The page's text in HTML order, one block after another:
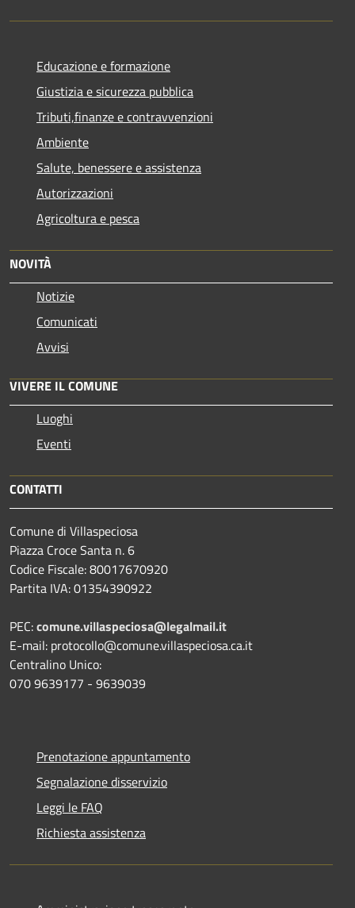
Educazione e formazione
Giustizia e sicurezza pubblica
Tributi,finanze e contravvenzioni
Ambiente
Salute, benessere e assistenza
Autorizzazioni
Agricoltura e pesca
NOVITÀ
Notizie
Comunicati
Avvisi
VIVERE IL COMUNE
Luoghi
Eventi
CONTATTI
Comune di Villaspeciosa
Piazza Croce Santa n. 6
Codice Fiscale: 80017670920
Partita IVA: 01354390922
PEC:comune.villaspeciosa@legalmail.it
E-mail: protocollo@comune.villaspeciosa.ca.it
Centralino Unico:
070 9639177 - 9639039
Prenotazione appuntamento
Segnalazione disservizio
Leggi le FAQ
Richiesta assistenza